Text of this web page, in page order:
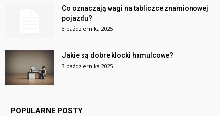
Co oznaczają wagi na tabliczce znamionowej
pojazdu?
3 października 2025
Jakie są dobre klocki hamulcowe?
3 października 2025
POPULARNE POSTY